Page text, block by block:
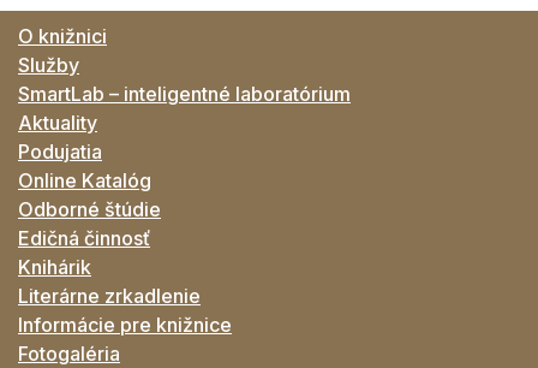
O knižnici
Služby
SmartLab – inteligentné laboratórium
Aktuality
Podujatia
Online Katalóg
Odborné štúdie
Edičná činnosť
Knihárik
Literárne zrkadlenie
Informácie pre knižnice
Fotogaléria